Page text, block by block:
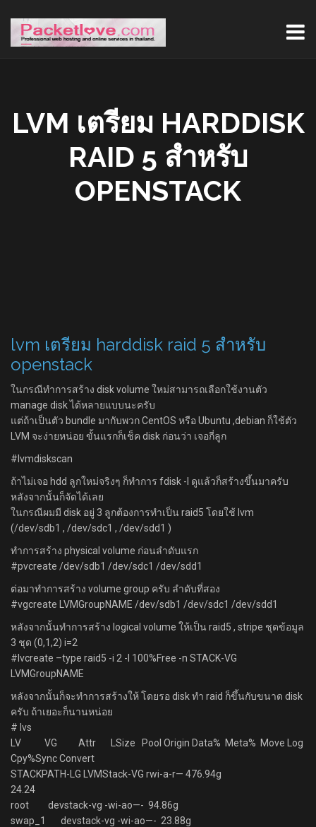
LVM เตรียม HARDDISK
RAID 5 สำหรับ
OPENSTACK
lvm เตรียม harddisk raid 5 สำหรับ
openstack
ในกรณีทำการสร้าง disk volume ใหม่สามารถเลือกใช้งานตัว
manage disk ได้หลายแบบนะครับ
แต่ถ้าเป็นตัว bundle มากับพวก CentOS หรือ Ubuntu ,debian ก็ใช้ตัว
LVM จะง่ายหน่อย ขั้นแรกก็เช็ค disk ก่อนว่า เจอกี่ลูก
#lvmdiskscan
ถ้าไม่เจอ hdd ลูกใหม่จริงๆ ก็ทำการ fdisk -l ดูแล้วก็สร้างขึ้นมาครับ
หลังจากนั้นก็จัดได้เลย
ในกรณีผมมี disk อยู่ 3 ลูกต้องการทำเป็น raid5 โดยใช้ lvm
(/dev/sdb1 , /dev/sdc1 , /dev/sdd1 )
ทำการสร้าง physical volume ก่อนลำดับแรก
#pvcreate /dev/sdb1 /dev/sdc1 /dev/sdd1
ต่อมาทำการสร้าง volume group ครับ ลำดับที่สอง
#vgcreate LVMGroupNAME /dev/sdb1 /dev/sdc1 /dev/sdd1
หลังจากนั้นทำการสร้าง logical volume ให้เป็น raid5 , stripe ชุดข้อมูล
3 ชุด (0,1,2) i=2
#lvcreate –type raid5 -i 2 -l 100%Free -n STACK-VG
LVMGroupNAME
หลังจากนั้นก็จะทำการสร้างให้ โดยรอ disk ทำ raid ก็ขึ้นกับขนาด disk
ครับ ถ้าเยอะก็นานหน่อย
# lvs
LV VG Attr LSize Pool Origin Data% Meta% Move Log
Cpy%Sync Convert
STACKPATH-LG LVMStack-VG rwi-a-r— 476.94g
24.24
root devstack-vg -wi-ao—- 94.86g
swap_1 devstack-vg -wi-ao—- 23.88g